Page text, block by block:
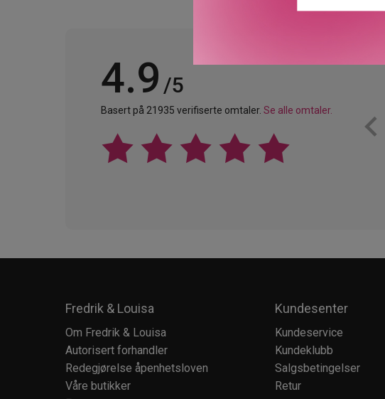
4.9 /5
Basert på 21935 verifiserte omtaler. Se alle omtaler.
Fredrik & Louisa
Om Fredrik & Louisa
Autorisert forhandler
Redegjørelse åpenhetsloven
Våre butikker
Kundesenter
Kundeservice
Kundeklubb
Salgsbetingelser
Retur